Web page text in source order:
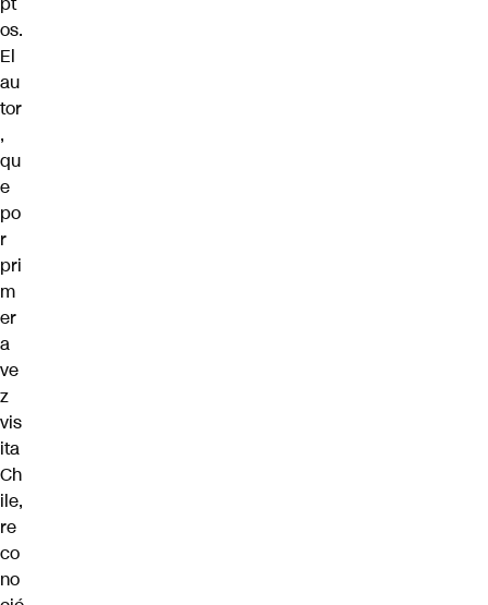
os.
El
au
tor
,
qu
e
po
r
pri
m
er
a
ve
z
vis
ita
Ch
ile,
re
co
no